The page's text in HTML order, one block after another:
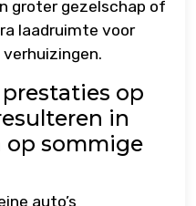
groter gezelschap of
laadruimte voor
op
in
op sommige
auto’s